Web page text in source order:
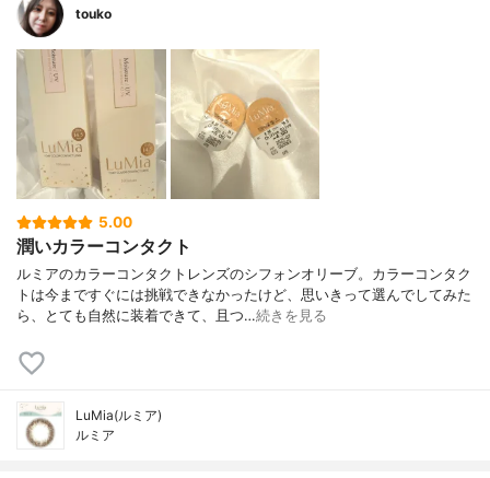
touko
5.00
潤いカラーコンタクト
ルミアのカラーコンタクトレンズのシフォンオリーブ。カラーコンタク
トは今まですぐには挑戦できなかったけど、思いきって選んでしてみた
ら、とても自然に装着できて、且つ…続きを見る
LuMia(ルミア)
ルミア